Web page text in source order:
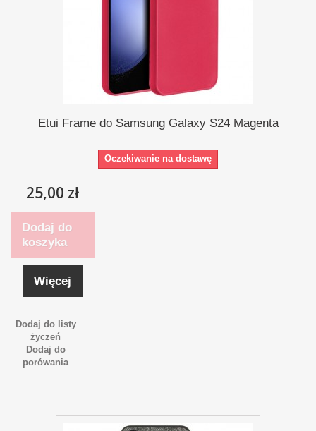
Etui Frame do Samsung Galaxy S24 Magenta
Oczekiwanie na dostawę
25,00 zł
Dodaj do
koszyka
Więcej
Dodaj do listy
życzeń
Dodaj do
porówania